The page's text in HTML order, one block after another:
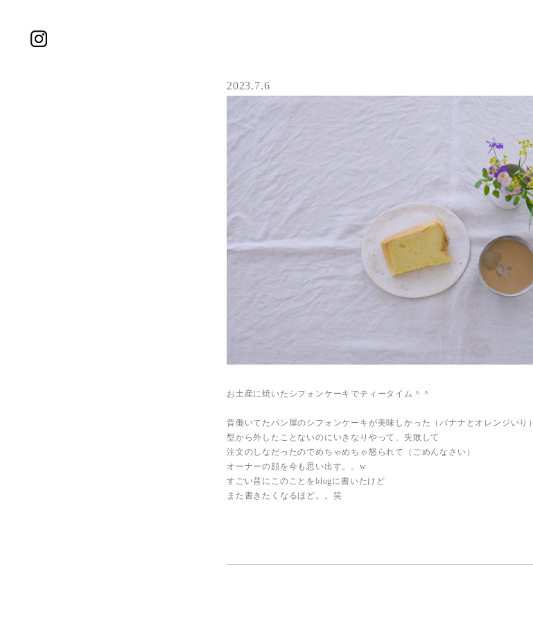
2023.7.6
お土産に焼いたシフォンケーキでティータイム＾＾
昔働いてたパン屋のシフォンケーキが美味しかった（バナナとオレンジいり）
型から外したことないのにいきなりやって、失敗して
注文のしなだったのでめちゃめちゃ怒られて（ごめんなさい）
オーナーの顔を今も思い出す。。w
すごい昔にこのことをblogに書いたけど
また書きたくなるほど。。笑